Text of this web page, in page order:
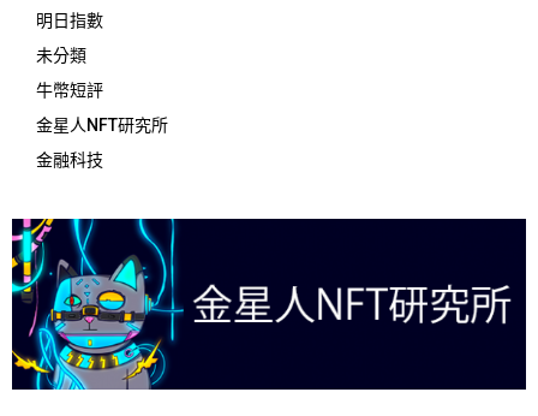
明日指數
未分類
牛幣短評
金星人NFT研究所
金融科技